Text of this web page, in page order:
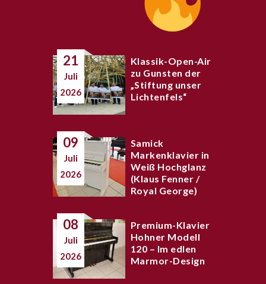
21
Juli
2026
Klassik-Open-Air
zu Gunsten der
„Stiftung unser
Lichtenfels“
09
Juli
2026
Samick
Markenklavier in
Weiß Hochglanz
(Klaus Fenner /
Royal George)
08
Juli
2026
Premium-Klavier
Hohner Modell
120 – Im edlen
Marmor-Design